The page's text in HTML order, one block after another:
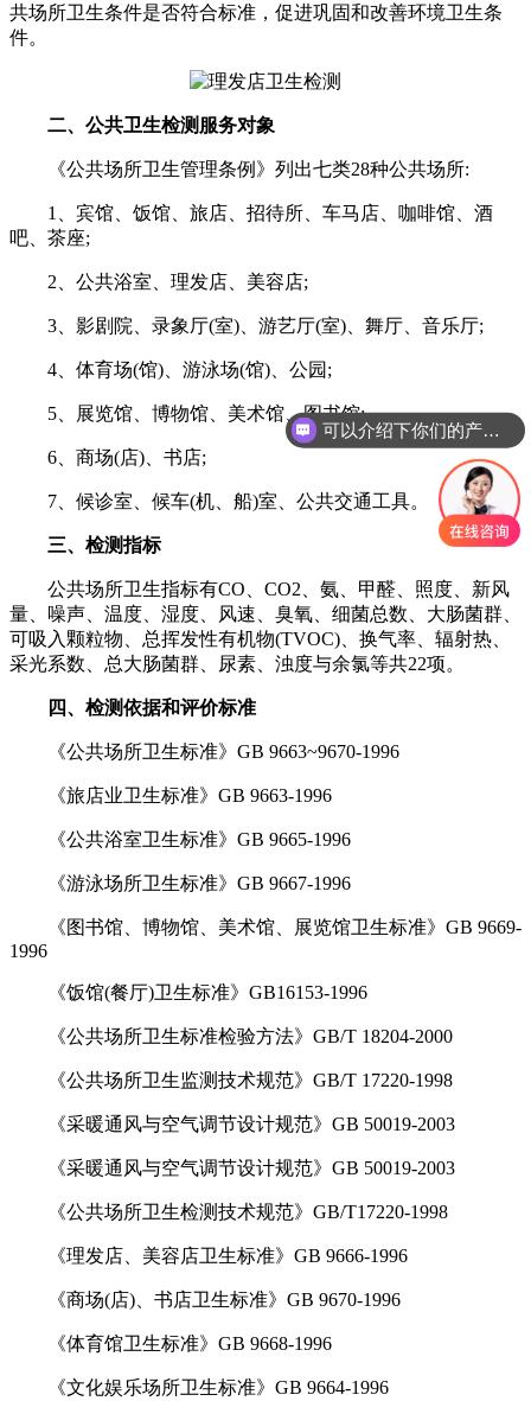
共场所卫生条件是否符合标准，促进巩固和改善环境卫生条
件。
二、公共卫生检测服务对象
《公共场所卫生管理条例》列出七类28种公共场所:
1、宾馆、饭馆、旅店、招待所、车马店、咖啡馆、酒
吧、茶座;
2、公共浴室、理发店、美容店;
3、影剧院、录象厅(室)、游艺厅(室)、舞厅、音乐厅;
4、体育场(馆)、游泳场(馆)、公园;
5、展览馆、博物馆、美术馆、图书馆;
6、商场(店)、书店;
7、候诊室、候车(机、船)室、公共交通工具。
三、检测指标
公共场所卫生指标有CO、CO2、氨、甲醛、照度、新风
量、噪声、温度、湿度、风速、臭氧、细菌总数、大肠菌群、
可吸入颗粒物、总挥发性有机物(TVOC)、换气率、辐射热、
采光系数、总大肠菌群、尿素、浊度与余氯等共22项。
四、检测依据和评价标准
《公共场所卫生标准》GB 9663~9670-1996
《旅店业卫生标准》GB 9663-1996
《公共浴室卫生标准》GB 9665-1996
《游泳场所卫生标准》GB 9667-1996
《图书馆、博物馆、美术馆、展览馆卫生标准》GB 9669-
1996
《饭馆(餐厅)卫生标准》GB16153-1996
《公共场所卫生标准检验方法》GB/T 18204-2000
《公共场所卫生监测技术规范》GB/T 17220-1998
《采暖通风与空气调节设计规范》GB 50019-2003
《采暖通风与空气调节设计规范》GB 50019-2003
《公共场所卫生检测技术规范》GB/T17220-1998
《理发店、美容店卫生标准》GB 9666-1996
《商场(店)、书店卫生标准》GB 9670-1996
《体育馆卫生标准》GB 9668-1996
《文化娱乐场所卫生标准》GB 9664-1996
可以介绍下你们的产品么